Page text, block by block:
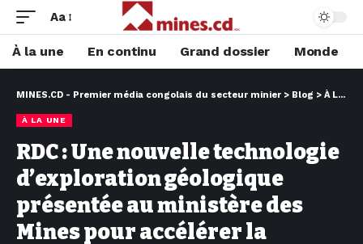
Aa
À la une En continu Grand dossier Monde
MINES.CD - Premier média congolais du secteur minier > Blog > À LA UNE
À LA UNE
RDC : Une nouvelle technologie
d’exploration géologique
présentée au ministère des
Mines pour accélérer la